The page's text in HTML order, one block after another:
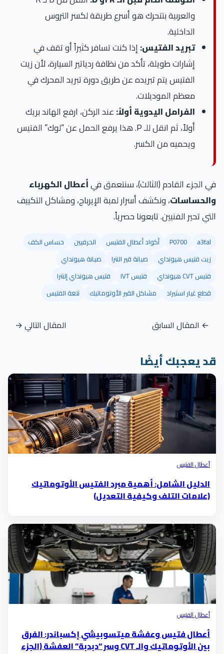
والعربية بتتحرك هو أسرع طريقة لكسر التروس
الداخلية.
تبريد الفتيس:إذا كنت تسافر كثيراً أو تقف في
إشارات طويلة، تأكد من نظافة ردياتير السيارة، لأن زيت
الفتيس يتم تبريده عن طريق دورة تبريد المحرك في
معظم الموديلات.
الفرامل اليدوية أولاً:عند الركن، ارفع الهاند بريك
أولاً، ثم انقل للـ P. هذا يرفع الحمل عن “لوك” الفتيس
ويحميه من الكسر.
في الجزء القادم (الثالث)، سنتعمق فيأعطال الكهرباء
والحساسات، ونكشف أسرار لمبة الإيرباج، ومشاكل التكييف
التي تحير الفنيين. تابعونا حصرياً.
a3tal
P0700 أكواد أعطال الفتيس الحرفيين
حساس الكف
زيت فتيس هيونداي
صيانة قير النترا
صيانة هيونداي
فتيس CVT هيونداي
فتيس IVT
فتيس هيونداي إلنترا
قطع غيار استيراد
مشاكل القير الأوتوماتيك نتعة الفتيس
← المقال السابق المقال التالي →
قد يعجبك أيضًا
أعطال الفتيس
الدليل الشامل: أهمية مبرد الفتيس الأوتوماتيك
(علامات التلف وكيفية التعديل)
أعطال الفتيس
أعطال فتيس وعفشة ميتسوبيشي إكسباندر: الفرق
بين الأوتوماتيك والـ CVT وسر “دبدبة” العفشة (الجزء